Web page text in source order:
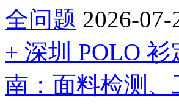
全问题 2026-07-
+ 深圳 POLO
南：面料检测